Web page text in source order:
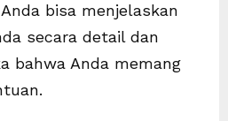
bisa menjelaskan
secara detail dan
bahwa Anda memang